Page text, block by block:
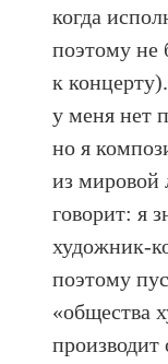
когда
поэтому не
к
у меня нет
но я
из мировой
говорит: я
художник-
поэтому
«общества
производит